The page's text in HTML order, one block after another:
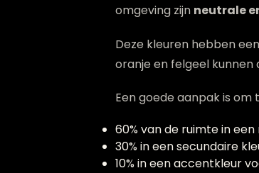
omgeving zijn neutrale
Deze kleuren hebben
oranje en felgeel
Een goede aanpak is
60% van de ruimte in
30% in een secundaire
10% in een accentkleur